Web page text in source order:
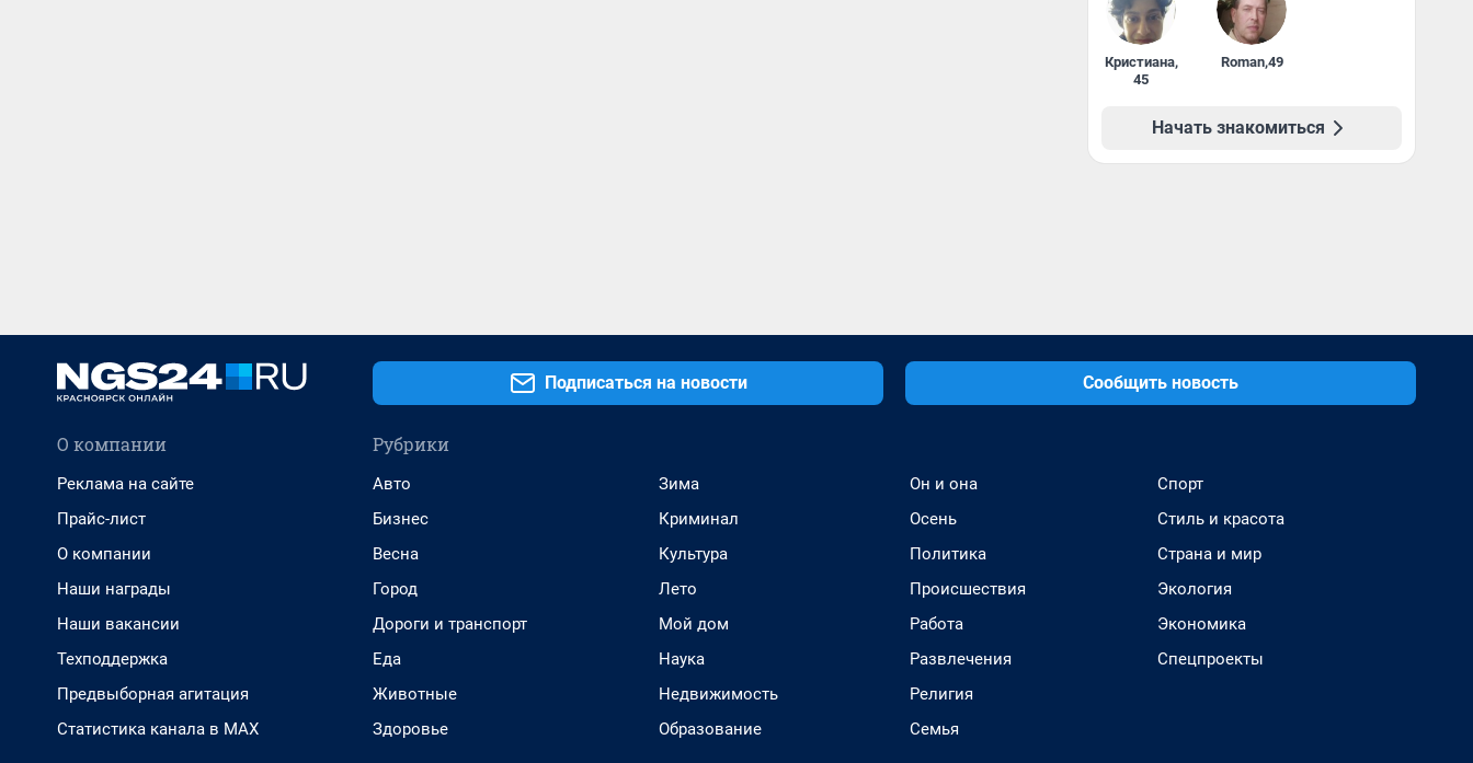
Кристиана,
45
Roman,49
Начать знакомиться
Подписаться на новости Сообщить новость
О компании
Реклама на сайте
Прайс-лист
О компании
Наши награды
Наши вакансии
Техподдержка
Предвыборная агитация
Статистика канала в MAX
Рубрики
Авто
Бизнес
Весна
Город
Дороги и транспорт
Еда
Животные
Здоровье
Зима
Криминал
Культура
Лето
Мой дом
Наука
Недвижимость
Образование
Он и она
Осень
Политика
Происшествия
Работа
Развлечения
Религия
Семья
Спорт
Стиль и красота
Страна и мир
Экология
Экономика
Спецпроекты